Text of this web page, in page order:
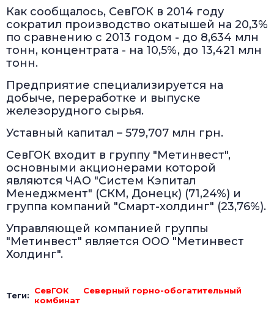
Как сообщалось, СевГОК в 2014 году
сократил производство окатышей на 20,3%
по сравнению с 2013 годом - до 8,634 млн
тонн, концентрата - на 10,5%, до 13,421 млн
тонн.
Предприятие специализируется на
добыче, переработке и выпуске
железорудного сырья.
Уставный капитал – 579,707 млн грн.
СевГОК входит в группу "Метинвест",
основными акционерами которой
являются ЧАО "Систем Кэпитал
Менеджмент" (СКМ, Донецк) (71,24%) и
группа компаний "Смарт-холдинг" (23,76%).
Управляющей компанией группы
"Метинвест" является ООО "Метинвест
Холдинг".
Теги: СевГОК
Северный горно-обогатительный
комбинат